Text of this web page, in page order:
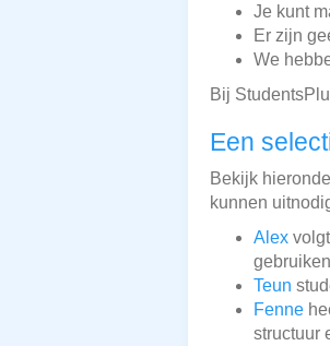
Je kunt
Er zijn
We
Bij
Een
Bekijk
kunnen
Alex
Teun
Fenne
structuur